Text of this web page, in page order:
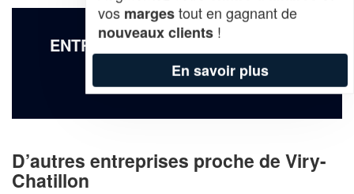
ENTREPRISE LB SECURITE (SAS)
20 Boulevard Alexandre Bouton
91170 Viry-Chatillon
D’autres entreprises proche de Viry-
Chatillon
vos margestout en gagnant de
nouveaux clients !
En savoir plus